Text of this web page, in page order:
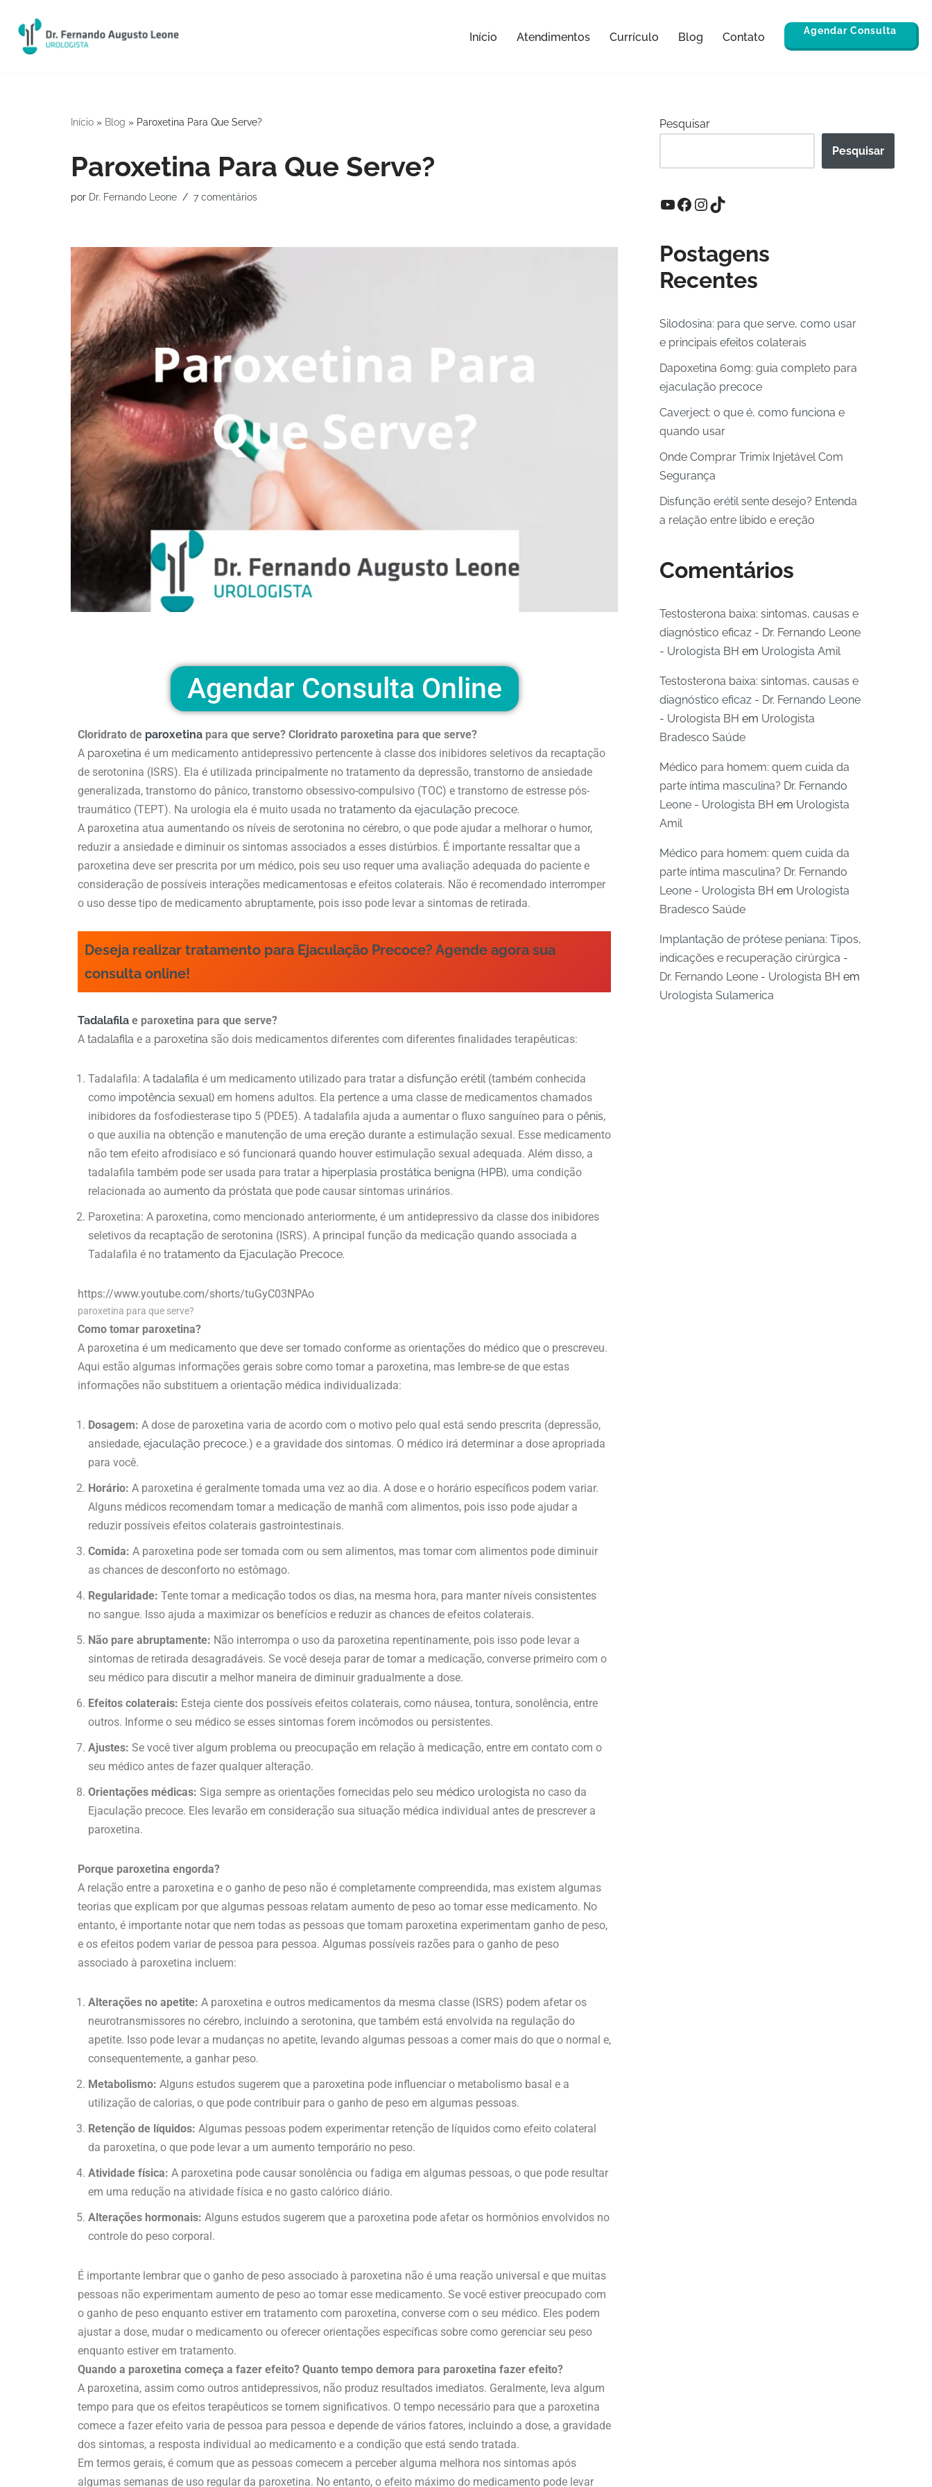
Pular
para
Início Atendimentos Currículo Blog Contato Agendar Consulta
Início » Blog » Paroxetina Para Que Serve?
Paroxetina Para Que Serve?
por Dr. Fernando Leone 7 comentários
Agendar Consulta Online
Cloridrato de paroxetina para que serve? Cloridrato paroxetina para que serve?
A paroxetina é um medicamento antidepressivo pertencente à classe dos inibidores seletivos da recaptação
de serotonina (ISRS). Ela é utilizada principalmente no tratamento da depressão, transtorno de ansiedade
generalizada, transtorno do pânico, transtorno obsessivo-compulsivo (TOC) e transtorno de estresse pós-
traumático (TEPT). Na urologia ela é muito usada no tratamento da ejaculação precoce.
A paroxetina atua aumentando os níveis de serotonina no cérebro, o que pode ajudar a melhorar o humor,
reduzir a ansiedade e diminuir os sintomas associados a esses distúrbios. É importante ressaltar que a
paroxetina deve ser prescrita por um médico, pois seu uso requer uma avaliação adequada do paciente e
consideração de possíveis interações medicamentosas e efeitos colaterais. Não é recomendado interromper
o uso desse tipo de medicamento abruptamente, pois isso pode levar a sintomas de retirada.
Deseja realizar tratamento para Ejaculação Precoce? Agende agora sua
consulta online!
Tadalafila e paroxetina para que serve?
A tadalafila e a paroxetina são dois medicamentos diferentes com diferentes finalidades terapêuticas:
Tadalafila: A tadalafila é um medicamento utilizado para tratar a disfunção erétil(também conhecida
como impotência sexual) em homens adultos. Ela pertence a uma classe de medicamentos chamados
inibidores da fosfodiesterase tipo 5 (PDE5). A tadalafila ajuda a aumentar o fluxo sanguíneo para o pênis,
o que auxilia na obtenção e manutenção de uma ereção durante a estimulação sexual. Esse medicamento
não tem efeito afrodisíaco e só funcionará quando houver estimulação sexual adequada. Além disso, a
tadalafila também pode ser usada para tratar a hiperplasia prostática benigna (HPB), uma condição
relacionada ao aumento da próstata que pode causar sintomas urinários.
Paroxetina: A paroxetina, como mencionado anteriormente, é um antidepressivo da classe dos inibidores
seletivos da recaptação de serotonina (ISRS). A principal função da medicação quando associada a
Tadalafila é no tratamento da Ejaculação Precoce.
https://www.youtube.com/shorts/tuGyC03NPAo
paroxetina para que serve?
Como tomar paroxetina?
A paroxetina é um medicamento que deve ser tomado conforme as orientações do médico que o prescreveu.
Aqui estão algumas informações gerais sobre como tomar a paroxetina, mas lembre-se de que estas
informações não substituem a orientação médica individualizada:
Dosagem: A dose de paroxetina varia de acordo com o motivo pelo qual está sendo prescrita (depressão,
ansiedade, ejaculação precoce.) e a gravidade dos sintomas. O médico irá determinar a dose apropriada
para você.
Horário: A paroxetina é geralmente tomada uma vez ao dia. A dose e o horário específicos podem variar.
Alguns médicos recomendam tomar a medicação de manhã com alimentos, pois isso pode ajudar a
reduzir possíveis efeitos colaterais gastrointestinais.
Comida: A paroxetina pode ser tomada com ou sem alimentos, mas tomar com alimentos pode diminuir
as chances de desconforto no estômago.
Regularidade: Tente tomar a medicação todos os dias, na mesma hora, para manter níveis consistentes
no sangue. Isso ajuda a maximizar os benefícios e reduzir as chances de efeitos colaterais.
Não pare abruptamente: Não interrompa o uso da paroxetina repentinamente, pois isso pode levar a
sintomas de retirada desagradáveis. Se você deseja parar de tomar a medicação, converse primeiro com o
seu médico para discutir a melhor maneira de diminuir gradualmente a dose.
Efeitos colaterais: Esteja ciente dos possíveis efeitos colaterais, como náusea, tontura, sonolência, entre
outros. Informe o seu médico se esses sintomas forem incômodos ou persistentes.
Ajustes: Se você tiver algum problema ou preocupação em relação à medicação, entre em contato com o
seu médico antes de fazer qualquer alteração.
Orientações médicas: Siga sempre as orientações fornecidas pelo seu médico urologista no caso da
Ejaculação precoce. Eles levarão em consideração sua situação médica individual antes de prescrever a
paroxetina.
Porque paroxetina engorda?
A relação entre a paroxetina e o ganho de peso não é completamente compreendida, mas existem algumas
teorias que explicam por que algumas pessoas relatam aumento de peso ao tomar esse medicamento. No
entanto, é importante notar que nem todas as pessoas que tomam paroxetina experimentam ganho de peso,
e os efeitos podem variar de pessoa para pessoa. Algumas possíveis razões para o ganho de peso
associado à paroxetina incluem:
Alterações no apetite: A paroxetina e outros medicamentos da mesma classe (ISRS) podem afetar os
neurotransmissores no cérebro, incluindo a serotonina, que também está envolvida na regulação do
apetite. Isso pode levar a mudanças no apetite, levando algumas pessoas a comer mais do que o normal e,
consequentemente, a ganhar peso.
Metabolismo: Alguns estudos sugerem que a paroxetina pode influenciar o metabolismo basal e a
utilização de calorias, o que pode contribuir para o ganho de peso em algumas pessoas.
Retenção de líquidos: Algumas pessoas podem experimentar retenção de líquidos como efeito colateral
da paroxetina, o que pode levar a um aumento temporário no peso.
Atividade física: A paroxetina pode causar sonolência ou fadiga em algumas pessoas, o que pode resultar
em uma redução na atividade física e no gasto calórico diário.
Alterações hormonais: Alguns estudos sugerem que a paroxetina pode afetar os hormônios envolvidos no
controle do peso corporal.
É importante lembrar que o ganho de peso associado à paroxetina não é uma reação universal e que muitas
pessoas não experimentam aumento de peso ao tomar esse medicamento. Se você estiver preocupado com
o ganho de peso enquanto estiver em tratamento com paroxetina, converse com o seu médico. Eles podem
ajustar a dose, mudar o medicamento ou oferecer orientações específicas sobre como gerenciar seu peso
enquanto estiver em tratamento.
Quando a paroxetina começa a fazer efeito? Quanto tempo demora para paroxetina fazer efeito?
A paroxetina, assim como outros antidepressivos, não produz resultados imediatos. Geralmente, leva algum
tempo para que os efeitos terapêuticos se tornem significativos. O tempo necessário para que a paroxetina
comece a fazer efeito varia de pessoa para pessoa e depende de vários fatores, incluindo a dose, a gravidade
dos sintomas, a resposta individual ao medicamento e a condição que está sendo tratada.
Em termos gerais, é comum que as pessoas comecem a perceber alguma melhora nos sintomas após
algumas semanas de uso regular da paroxetina. No entanto, o efeito máximo do medicamento pode levar
Pesquisar
Pesquisar
Postagens
Recentes
Silodosina: para que serve, como usar
e principais efeitos colaterais
Dapoxetina 60mg: guia completo para
ejaculação precoce
Caverject: o que é, como funciona e
quando usar
Onde Comprar Trimix Injetável Com
Segurança
Disfunção erétil sente desejo? Entenda
a relação entre libido e ereção
Comentários
Testosterona baixa: sintomas, causas e
diagnóstico eficaz - Dr. Fernando Leone
- Urologista BH em Urologista Amil
Testosterona baixa: sintomas, causas e
diagnóstico eficaz - Dr. Fernando Leone
- Urologista BH em Urologista
Bradesco Saúde
Médico para homem: quem cuida da
parte íntima masculina? Dr. Fernando
Leone - Urologista BH em Urologista
Amil
Médico para homem: quem cuida da
parte íntima masculina? Dr. Fernando
Leone - Urologista BH em Urologista
Bradesco Saúde
Implantação de prótese peniana: Tipos,
indicações e recuperação cirúrgica -
Dr. Fernando Leone - Urologista BH em
Urologista Sulamerica